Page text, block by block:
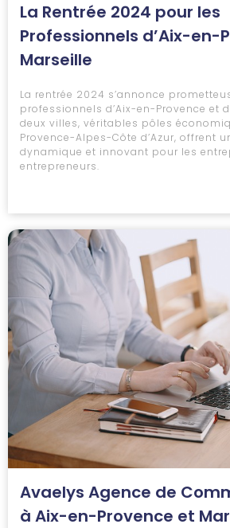
La Rentrée 2024 pour les
Professionnels d’Aix-en-
Marseille
La rentrée 2024 s’annonce
professionnels d’Aix-en-Provence et
deux villes, véritables pôles
Provence-Alpes-Côte d’Azur, offrent
dynamique et innovant pour les
entrepreneurs.
Avaelys Agence de
à Aix-en-Provence et